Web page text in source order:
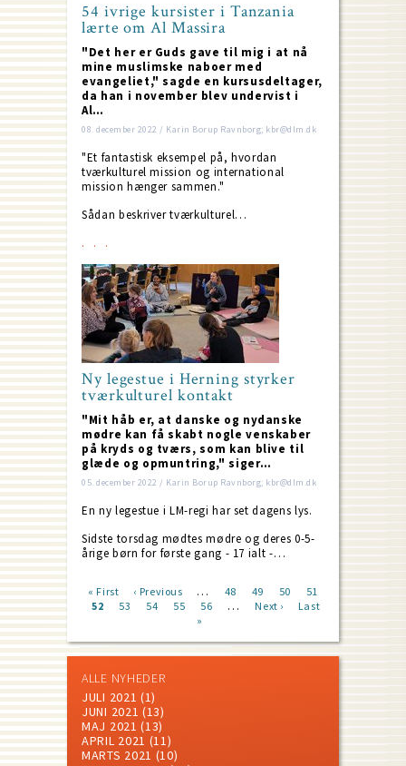
54 ivrige kursister i Tanzania
lærte om Al Massira
"Det her er Guds gave til mig i at nå
mine muslimske naboer med
evangeliet," sagde en kursusdeltager,
da han i november blev undervist i
Al…
08. december 2022 / Karin Borup Ravnborg; kbr@dlm.dk
"Et fantastisk eksempel på, hvordan
tværkulturel mission og international
mission hænger sammen."
Sådan beskriver tværkulturel…
Ny legestue i Herning styrker
tværkulturel kontakt
"Mit håb er, at danske og nydanske
mødre kan få skabt nogle venskaber
på kryds og tværs, som kan blive til
glæde og opmuntring," siger…
05. december 2022 / Karin Borup Ravnborg; kbr@dlm.dk
En ny legestue i LM-regi har set dagens lys.
Sidste torsdag mødtes mødre og deres 0-5-
årige børn for første gang - 17 ialt -…
Pagination
First
page
« First
Previous
page
‹ Previous … Page
48 Page
49 Page
50 Page
51
Current
52 Page
53 Page
54 Page
55 Page
56 …
Next
Next ›
Last
Last
»
ALLE NYHEDER
JULI 2021 (1)
JUNI 2021 (13)
MAJ 2021 (13)
APRIL 2021 (11)
MARTS 2021 (10)